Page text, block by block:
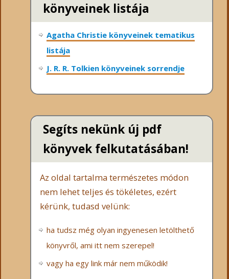
könyveinek listája
Agatha Christie könyveinek tematikus
listája
J. R. R. Tolkien könyveinek sorrendje
Segíts nekünk új pdf
könyvek felkutatásában!
Az oldal tartalma természetes módon
nem lehet teljes és tökéletes, ezért
kérünk, tudasd velünk:
ha tudsz még olyan ingyenesen letölthető
könyvről, ami itt nem szerepel!
vagy ha egy link már nem működik!